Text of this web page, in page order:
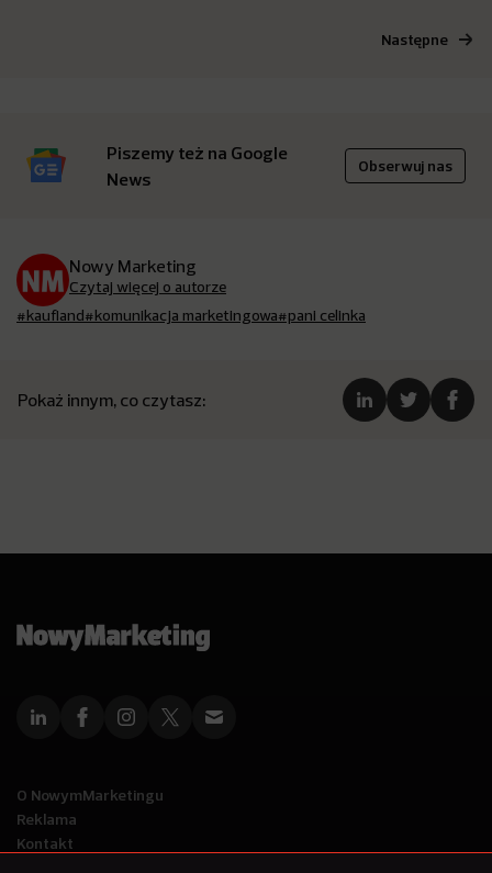
Następne
Piszemy też na Google
News
Obserwuj nas
Nowy Marketing
Czytaj więcej o autorze
#kaufland#komunikacja marketingowa#pani celinka
Pokaż innym, co czytasz:
O NowymMarketingu
Reklama
Kontakt